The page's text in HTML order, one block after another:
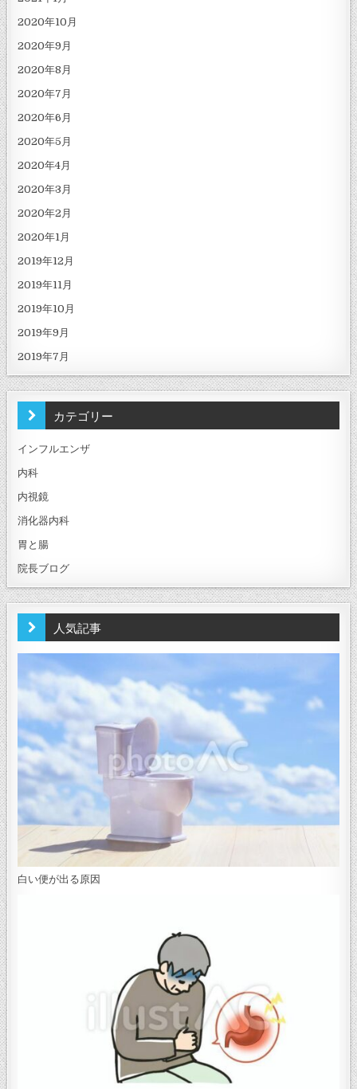
2020年10月
2020年9月
2020年8月
2020年7月
2020年6月
2020年5月
2020年4月
2020年3月
2020年2月
2020年1月
2019年12月
2019年11月
2019年10月
2019年9月
2019年7月
カテゴリー
インフルエンザ
内科
内視鏡
消化器内科
胃と腸
院長ブログ
人気記事
白い便が出る原因